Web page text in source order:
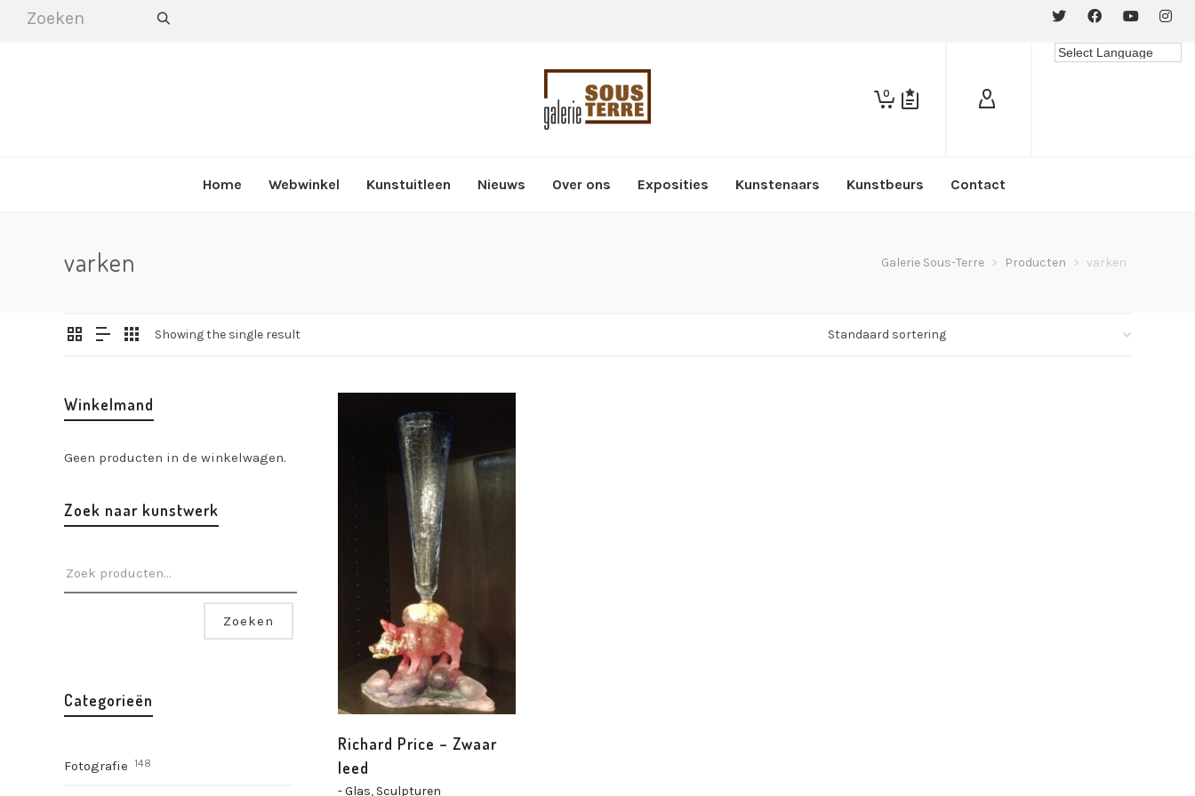
0
Home Webwinkel Kunstuitleen Nieuws Over ons Exposities Kunstenaars Kunstbeurs Contact
varken Galerie Sous-Terre > Producten > varken
Showing the single result
Richard Price – Zwaar
leed
- Glas, Sculpturen
Winkelmand
Geen producten in de winkelwagen.
Zoek naar kunstwerk
Zoeken
Categorieën
Fotografie 148